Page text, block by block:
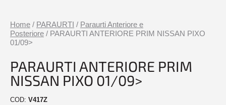
Home / PARAURTI / Paraurti Anteriore e
Posteriore / PARAURTI ANTERIORE PRIM NISSAN PIXO
01/09>
PARAURTI ANTERIORE PRIM
NISSAN PIXO 01/09>
COD: V417Z